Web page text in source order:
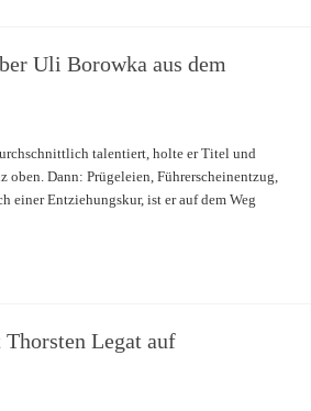
Uli Borowka aus dem
talentiert, holte er Titel und
oben. Dann: Prügeleien, Führerscheinentzug,
einer Entziehungskur, ist er auf dem Weg
Legat auf